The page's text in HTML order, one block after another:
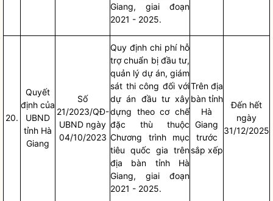
Giang, giai đoạn
2021 - 2025.
20.
Quyết
định của
UBND
tỉnh Hà
Giang
Số
21/2023/QĐ-
UBND ngày
04/10/2023
Quy định chi phíhỗ
trợ chuẩn bị đầu tư,
quản lý dự án, giám
sát thi công đối với
dự án đầu tư xây
dựng theo cơ chế
đặc thù thuộc
Chương trình mục
tiêu quốc gia trên
địa bàn tỉnh Hà
Giang, giai đoạn
2021 - 2025.
Trên địa
bàntỉnh
Hà
Giang
trước
sắp xếp
Đến hết
ngày
31/12/2025